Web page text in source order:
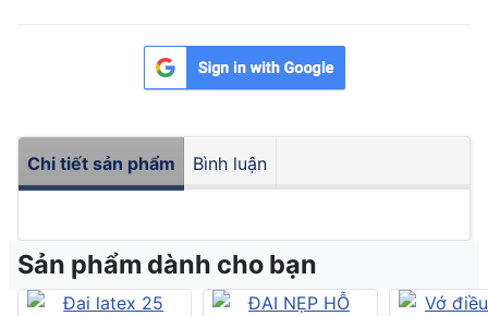
Chi tiết sản phẩm Bình luận
Sản phẩm dành cho bạn